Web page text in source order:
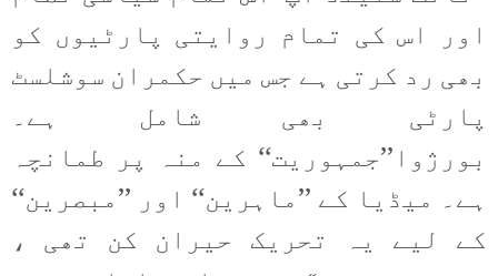
اور اس کی تمام روایتی پارٹیوں کو
بھی رد کرتی ہے جس میں حکمران سوشلسٹ
پارٹی بھی شامل ہے۔
بورژوا’’جمہوریت‘‘ کے منہ پر طمانچہ
ہے۔ میڈیا کے ’’ماہرین‘‘ اور ’’مبصرین‘‘
کے لیے یہ تحریک حیران کن تھی ،